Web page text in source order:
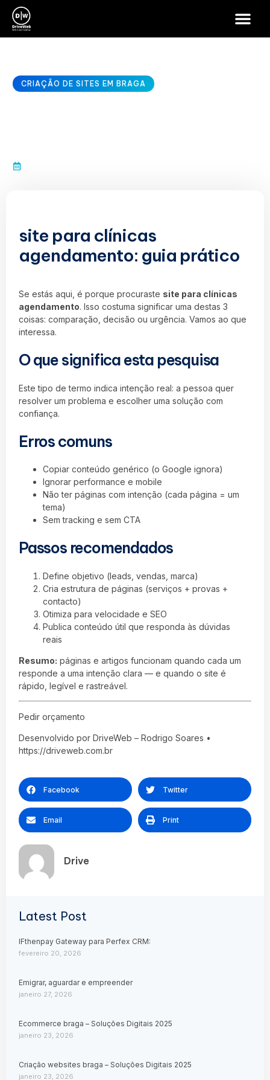
CRIAÇÃO DE SITES EM BRAGA
site para clínicas
agendamento: guia prático
Se estás aqui, é porque procuraste site para clínicas
agendamento. Isso costuma significar uma destas 3
coisas: comparação, decisão ou urgência. Vamos ao que
interessa.
O que significa esta pesquisa
Este tipo de termo indica intenção real: a pessoa quer
resolver um problema e escolher uma solução com
confiança.
Erros comuns
Copiar conteúdo genérico (o Google ignora)
Ignorar performance e mobile
Não ter páginas com intenção (cada página = um
tema)
Sem tracking e sem CTA
Passos recomendados
Define objetivo (leads, vendas, marca)
Cria estrutura de páginas (serviços + provas +
contacto)
Otimiza para velocidade e SEO
Publica conteúdo útil que responda às dúvidas
reais
Resumo: páginas e artigos funcionam quando cada um
responde a uma intenção clara — e quando o site é
rápido, legível e rastreável.
Pedir orçamento
Desenvolvido por DriveWeb – Rodrigo Soares •
https://driveweb.com.br
Facebook Twitter
Email Print
Drive
Latest Post
IFthenpay Gateway para Perfex CRM:
fevereiro 20, 2026
Emigrar, aguardar e empreender
janeiro 27, 2026
Ecommerce braga – Soluções Digitais 2025
janeiro 23, 2026
Criação websites braga – Soluções Digitais 2025
janeiro 23, 2026